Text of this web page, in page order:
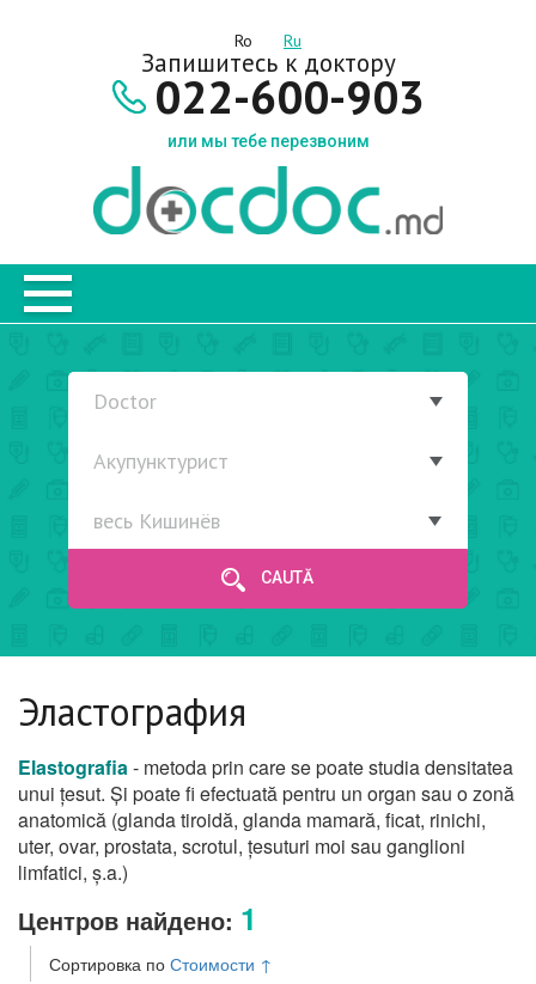
Ro Ru
Запишитесь к доктору
022-600-903
или мы тебе перезвоним
CAUTĂ
Эластография
Elastografia- metoda prin care se poate studia densitatea
unui țesut. Și poate fi efectuată pentru un organ sau o zonă
anatomică (glanda tiroidă, glanda mamară, ficat, rinichi,
uter, ovar, prostata, scrotul, țesuturi moi sau ganglioni
limfatici, ș.a.)
Центров найдено: 1
Сортировка по Стоимости ↑